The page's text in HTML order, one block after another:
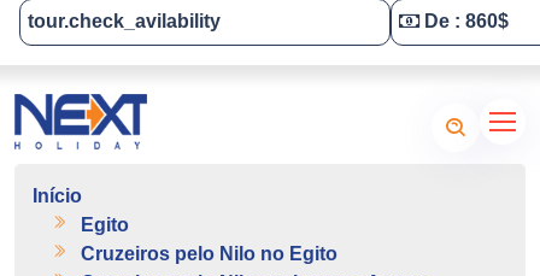
Tailor-Made Your Tour
Início
Egito
Cruzeiros pelo Nilo no Egito
tour.check_avilability De : 860$